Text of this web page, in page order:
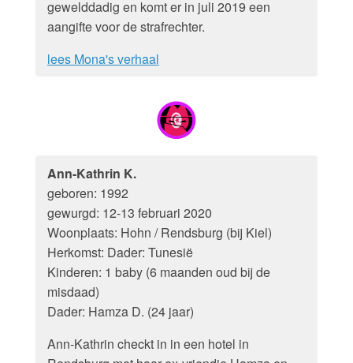
gewelddadig en komt er in juli 2019 een
aangifte voor de strafrechter.
lees Mona's verhaal
Ann-Kathrin K.
geboren: 1992
gewurgd: 12-13 februari 2020
Woonplaats: Hohn / Rendsburg (bij Kiel)
Herkomst: Dader: Tunesië
Kinderen: 1 baby (6 maanden oud bij de
misdaad)
Dader: Hamza D. (24 jaar)
Ann-Kathrin checkt in in een hotel in